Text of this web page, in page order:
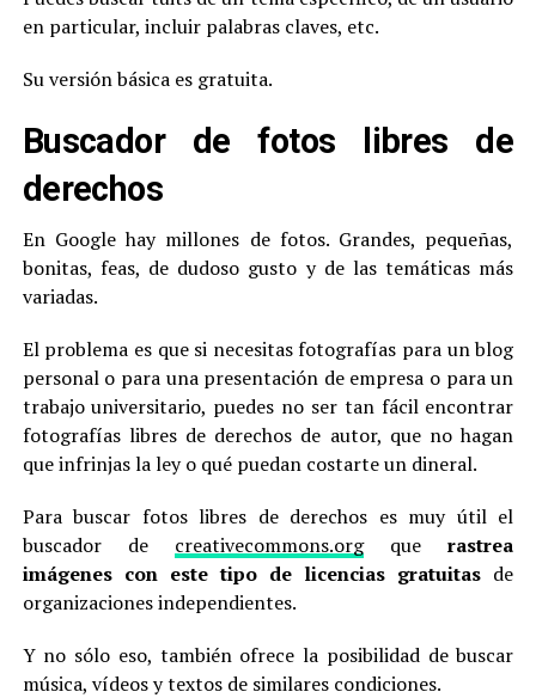
en particular, incluir palabras claves, etc.
Su versión básica es gratuita.
Buscador de fotos libres de
derechos
En Google hay millones de fotos. Grandes, pequeñas,
bonitas, feas, de dudoso gusto y de las temáticas más
variadas.
El problema es que si necesitas fotografías para un blog
personal o para una presentación de empresa o para un
trabajo universitario, puedes no ser tan fácil encontrar
fotografías libres de derechos de autor, que no hagan
que infrinjas la ley o qué puedan costarte un dineral.
Para buscar fotos libres de derechos es muy útil el
buscador de creativecommons.orgquerastrea
imágenes con este tipo de licencias gratuitas de
organizaciones independientes.
Y no sólo eso, también ofrece la posibilidad de buscar
música, vídeos y textos de similares condiciones.